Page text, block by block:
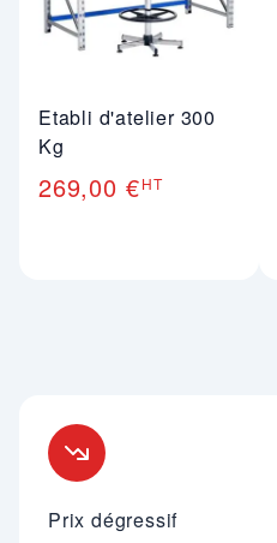
Etabli d'atelier 300
Kg
269,00 €HT
Prix dégressif